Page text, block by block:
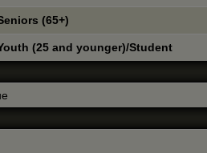
(65+)
(25 and younger)/Student